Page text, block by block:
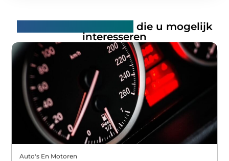
die u mogelijk
interesseren
Auto's En Motoren